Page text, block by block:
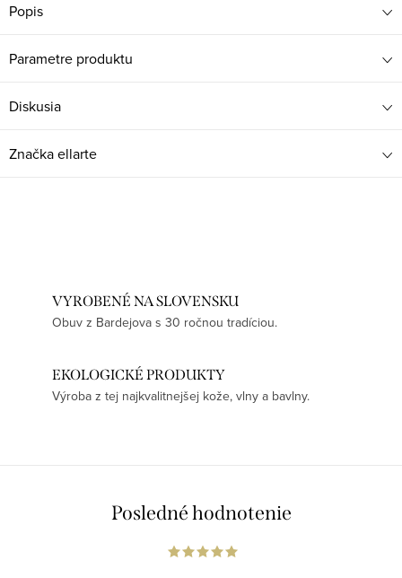
Popis
Parametre produktu
Diskusia
Značkaellarte
VYROBENÉ NA SLOVENSKU
Obuv z Bardejova s 30 ročnou tradíciou.
EKOLOGICKÉ PRODUKTY
Výroba z tej najkvalitnejšej kože, vlny a bavlny.
Posledné hodnotenie